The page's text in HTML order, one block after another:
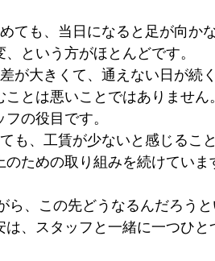
ても、当日になると足が向か
という方がほとんどです。
が大きくて、通えない日が続
とは悪いことではありません
の役目です。
も、工賃が少ないと感じるこ
ための取り組みを続けていま
ら、この先どうなるんだろう
、スタッフと一緒に一つひと